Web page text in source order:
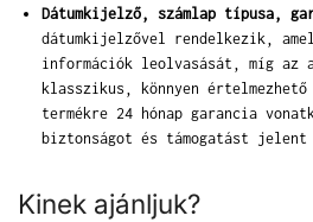
Dátumkijelző, számlap típusa,
dátumkijelzővel rendelkezik,
információk leolvasását, míg az
klasszikus, könnyen
termékre 24 hónap garancia
biztonságot és támogatást jelent
Kinek ajánljuk?